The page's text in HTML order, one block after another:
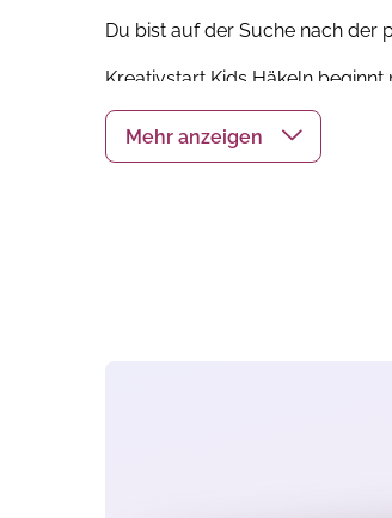
Du bist auf der Suche nach der
Kreativstart Kids Häkeln
Ring? Angefangen bei
Häkelideensicher umsetzen
listet die Techniken auf, die